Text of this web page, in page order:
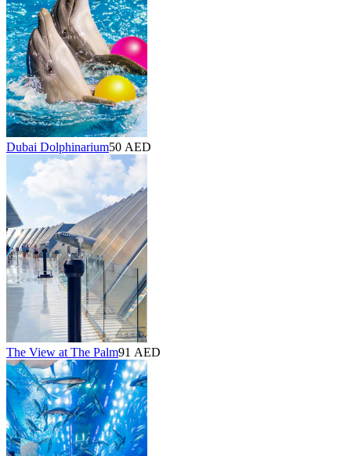
Dubai Dolphinarium50 AED
The View at The Palm91 AED